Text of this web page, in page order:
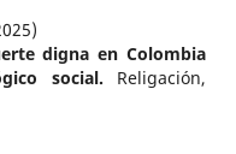
digna en Colombia
social. Religación,